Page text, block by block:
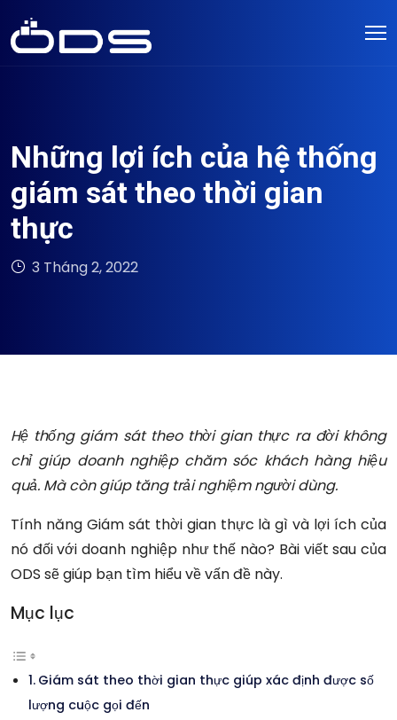
Những lợi ích của hệ thống
giám sát theo thời gian
thực
3 Tháng 2, 2022
Hệ thống giám sát theo thời gian thực ra đời không
chỉ giúp doanh nghiệp chăm sóc khách hàng hiệu
quả. Mà còn giúp tăng trải nghiệm người dùng.
Tính năng Giám sát thời gian thực là gì và lợi ích của
nó đối với doanh nghiệp như thế nào? Bài viết sau của
ODS sẽ giúp bạn tìm hiểu về vấn đề này.
Mục lục
Giám sát theo thời gian thực giúp xác định được số
lượng cuộc gọi đến